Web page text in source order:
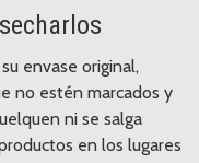
envase original,
no estén marcados y
ni se salga
en los lugares